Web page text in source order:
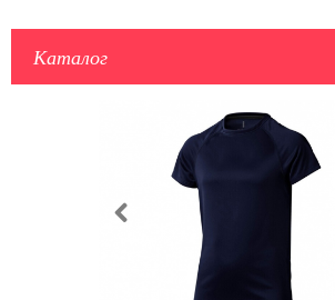
Каталог